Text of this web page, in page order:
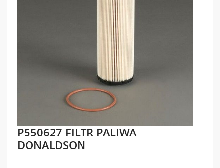
Skip
to
the
P550627 FILTR PALIWA
DONALDSON